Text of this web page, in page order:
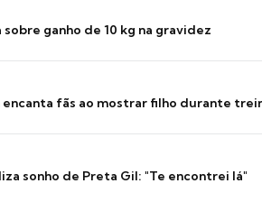
ganho de 10 kg na gravidez
encanta fãs ao mostrar filho durante
sonho de Preta Gil: "Te encontrei lá"